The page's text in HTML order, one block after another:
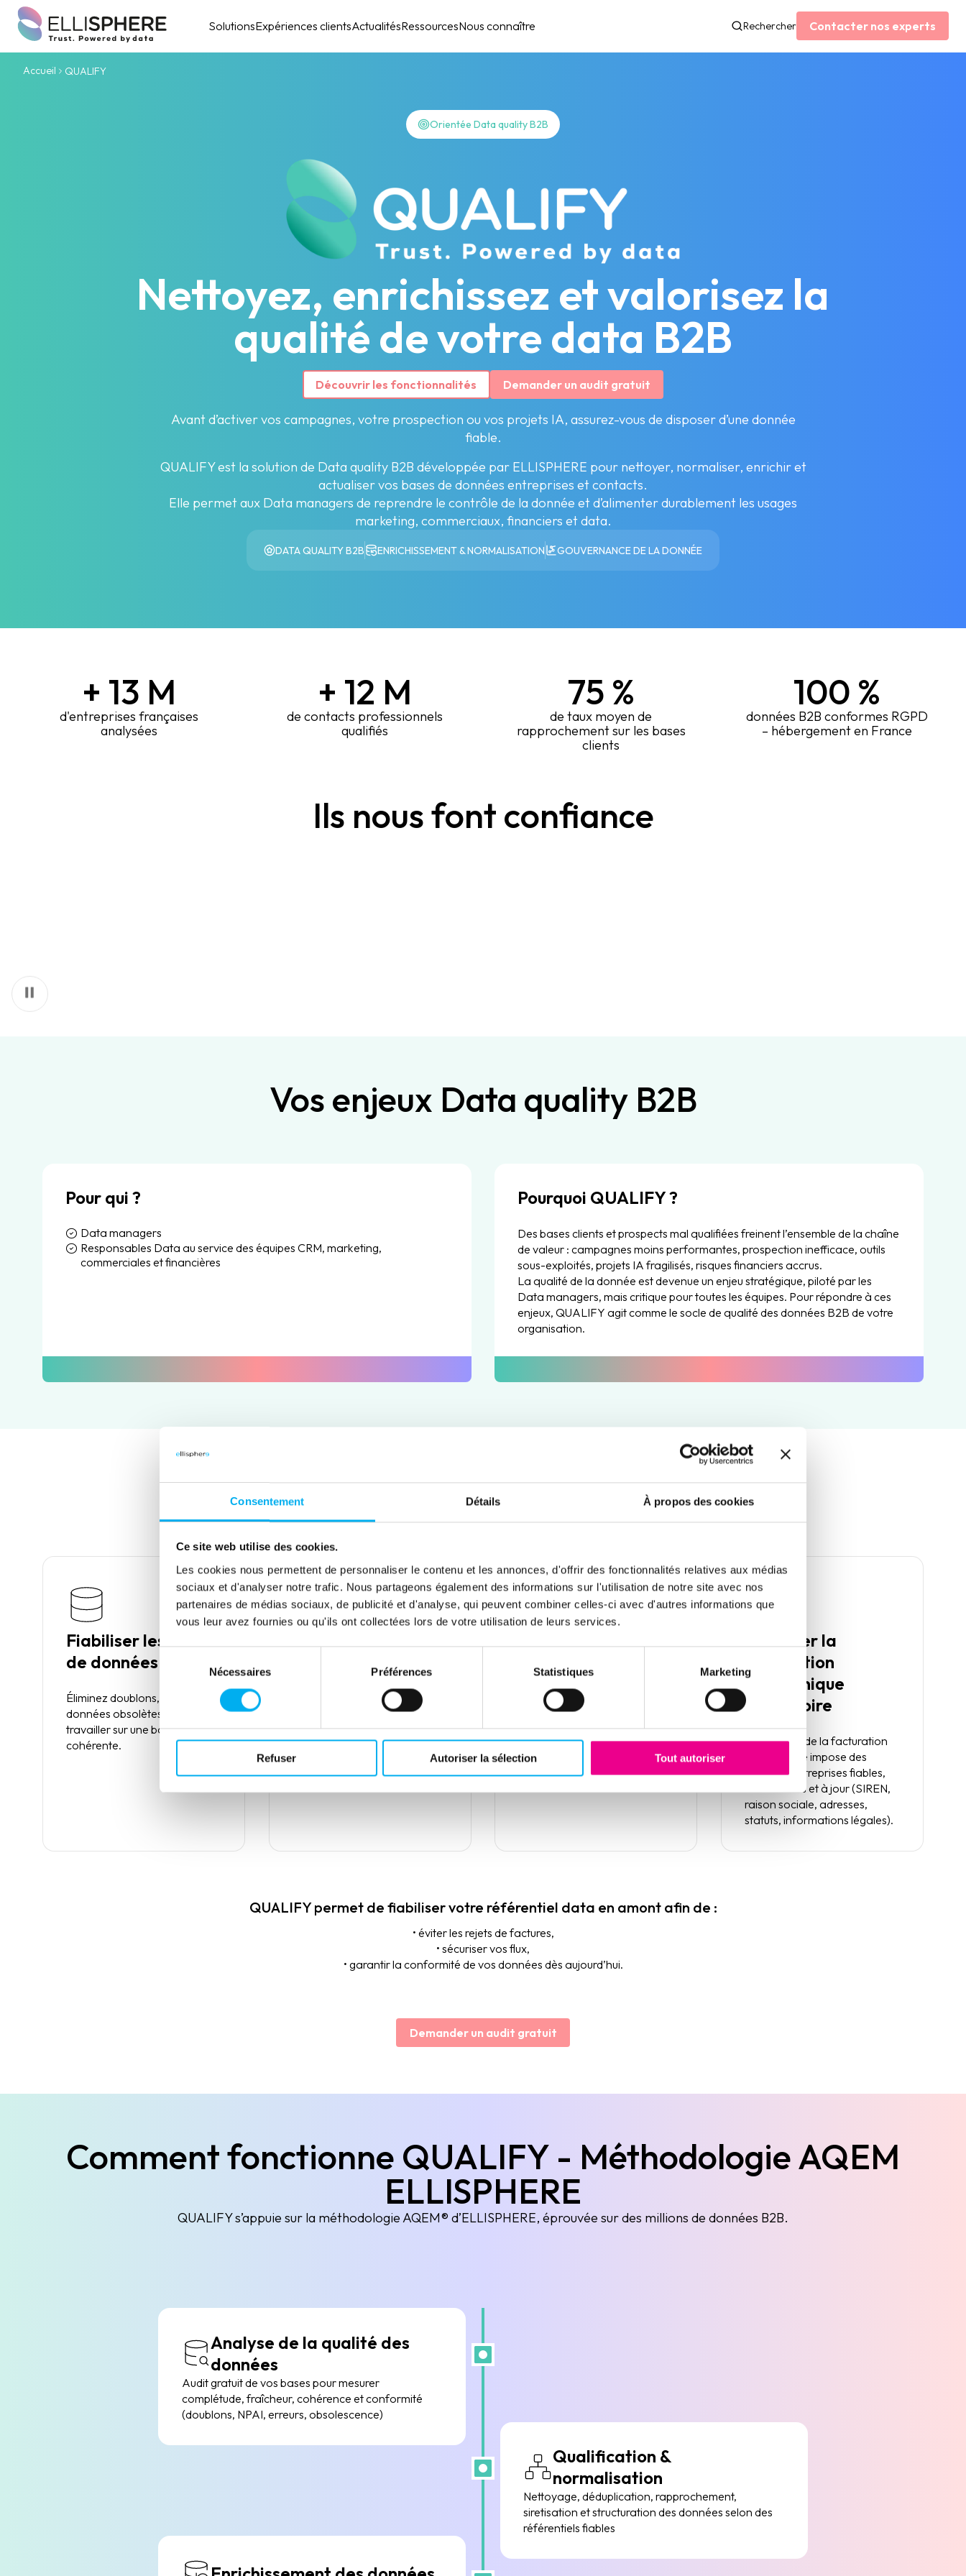
Consentement Détails À propos des cookies
Ce site web utilise des cookies.
Les cookies nous permettent de personnaliser le contenu et les annonces, d'offrir des fonctionnalités relatives aux médias
sociaux et d'analyser notre trafic. Nous partageons également des informations sur l'utilisation de notre site avec nos
partenaires de médias sociaux, de publicité et d'analyse, qui peuvent combiner celles-ci avec d'autres informations que
vous leur avez fournies ou qu'ils ont collectées lors de votre utilisation de leurs services.
consentement
Nécessaires Préférences Statistiques Marketing
Refuser Autoriser la sélection Tout autoriser
SolutionsExpériences clientsActualitésRessourcesNous connaître Rechercher Contacter nos experts
Accueil QUALIFY
Orientée Data quality B2B
Nettoyez, enrichissez et valorisez la
qualité de votre data B2B
Avant d’activer vos campagnes, votre prospection ou vos projets IA, assurez-vous de disposer d’une donnée
fiable.
QUALIFY est la solution de Data quality B2B développée par ELLISPHERE pour nettoyer, normaliser, enrichir et
actualiser vos bases de données entreprises et contacts.
Elle permet aux Data managers de reprendre le contrôle de la donnée et d’alimenter durablement les usages
marketing, commerciaux, financiers et data.
DATA QUALITY B2B ENRICHISSEMENT & NORMALISATION GOUVERNANCE DE LA DONNÉE
Découvrir les fonctionnalités Demander un audit gratuit
+ 13 M
d'entreprises françaises
analysées
+ 12 M
de contacts professionnels
qualifiés
75 %
de taux moyen de
rapprochement sur les bases
clients
100 %
données B2B conformes RGPD
– hébergement en France
Ils nous font confiance
Vos enjeux Data quality B2B
Pour qui ?
Data managers
Responsables Data au service des équipes CRM, marketing,
commerciales et financières
Pourquoi QUALIFY ?
Des bases clients et prospects mal qualifiées freinent l’ensemble de la chaîne
de valeur : campagnes moins performantes, prospection inefficace, outils
sous-exploités, projets IA fragilisés, risques financiers accrus.
La qualité de la donnée est devenue un enjeu stratégique, piloté par les
Data managers, mais critique pour toutes les équipes. Pour répondre à ces
enjeux, QUALIFY agit comme le socle de qualité des données B2B de votre
organisation.
QUALIFY répond à 4 enjeux métier clés
Fiabiliser les bases
de données B2B
Éliminez doublons, erreurs et
données obsolètes pour
travailler sur une base saine et
cohérente.
pour tous les
fiables.
qualité data dans
le temps
Alimentez durablement vos
CRM, outils métiers, projets IA
et obligations réglementaires.
Anticiper la
facturation
électronique
obligatoire
La réforme de la facturation
électronique impose des
données entreprises fiables,
normalisées et à jour (SIREN,
raison sociale, adresses,
statuts, informations légales).
QUALIFY permet de fiabiliser votre référentiel data en amont afin de :
• éviter les rejets de factures,
• sécuriser vos flux,
• garantir la conformité de vos données dès aujourd’hui.
Demander un audit gratuit
Comment fonctionne QUALIFY - Méthodologie AQEM
ELLISPHERE
QUALIFY s’appuie sur la méthodologie AQEM® d’ELLISPHERE, éprouvée sur des millions de données B2B.
Analyse de la qualité des
données
Audit gratuit de vos bases pour mesurer
complétude, fraîcheur, cohérence et conformité
(doublons, NPAI, erreurs, obsolescence)
Qualification &
normalisation
Nettoyage, déduplication, rapprochement,
siretisation et structuration des données selon des
référentiels fiables